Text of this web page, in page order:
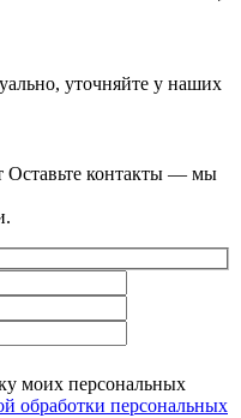
уточняйте у наших
Оставьте контакты — мы
моих персональных
обработки персональных